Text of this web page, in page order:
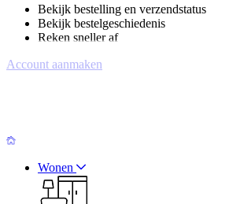
Bekijk bestelling en verzendstatus
Bekijk bestelgeschiedenis
Reken sneller af
Account aanmaken
Wonen